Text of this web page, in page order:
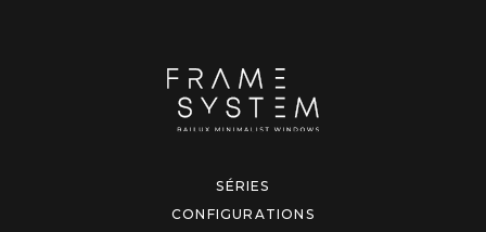
SÉRIES
CONFIGURATIONS